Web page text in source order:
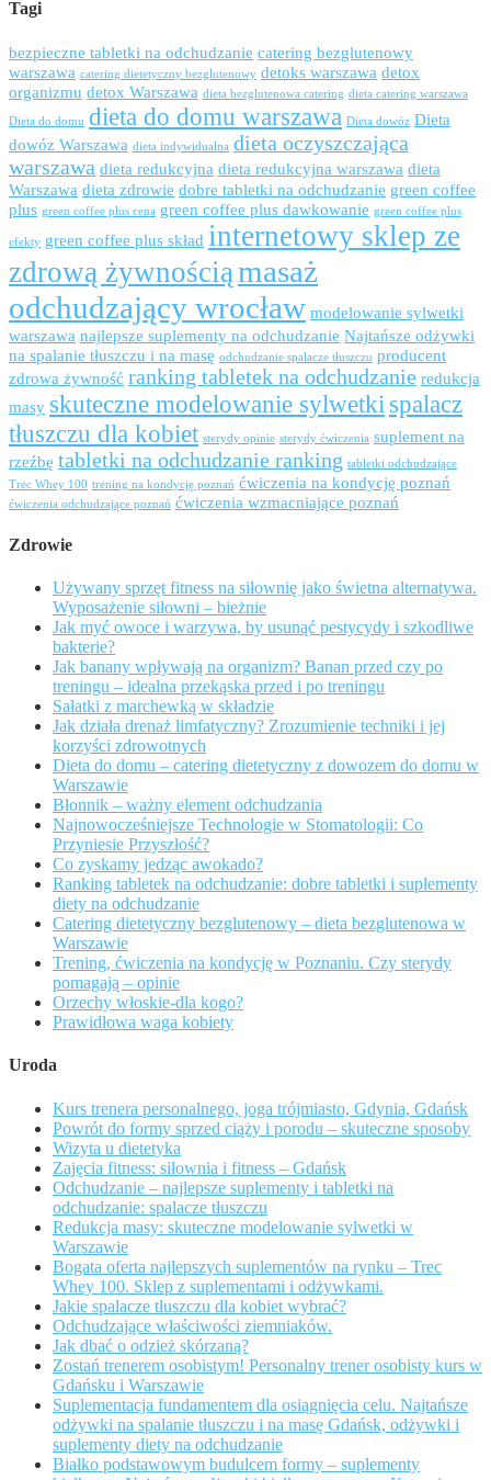
Tagi
bezpieczne tabletki na odchudzanie catering bezglutenowy
warszawa catering dietetyczny bezglutenowy detoks warszawa detox
organizmu detox Warszawa dieta bezglutenowa catering dieta catering warszawa
Dieta do domu dieta do domu warszawa Dieta dowóz Dieta
dowóz Warszawa dieta indywidualna dieta oczyszczająca
warszawa dieta redukcyjna dieta redukcyjna warszawa dieta
Warszawa dieta zdrowie dobre tabletki na odchudzanie green coffee
plus green coffee plus cena green coffee plus dawkowanie green coffee plus
efekty green coffee plus skład internetowy sklep ze
zdrową żywnością masaż
odchudzający wrocław modelowanie sylwetki
warszawa najlepsze suplementy na odchudzanie Najtańsze odżywki
na spalanie tłuszczu i na masę odchudzanie spalacze tłuszczu producent
zdrowa żywność ranking tabletek na odchudzanie redukcja
masy skuteczne modelowanie sylwetki spalacz
tłuszczu dla kobiet sterydy opinie sterydy ćwiczenia suplement na
rzeźbę tabletki na odchudzanie ranking tabletki odchudzające
Trec Whey 100 trening na kondycję poznań ćwiczenia na kondycję poznań
ćwiczenia odchudzające poznań ćwiczenia wzmacniające poznań
Zdrowie
Używany sprzęt fitness na siłownię jako świetna alternatywa.
Wyposażenie siłowni – bieżnie
Jak myć owoce i warzywa, by usunąć pestycydy i szkodliwe
bakterie?
Jak banany wpływają na organizm? Banan przed czy po
treningu – idealna przekąska przed i po treningu
Sałatki z marchewką w składzie
Jak działa drenaż limfatyczny? Zrozumienie techniki i jej
korzyści zdrowotnych
Dieta do domu – catering dietetyczny z dowozem do domu w
Warszawie
Błonnik – ważny element odchudzania
Najnowocześniejsze Technologie w Stomatologii: Co
Przyniesie Przyszłość?
Co zyskamy jedząc awokado?
Ranking tabletek na odchudzanie: dobre tabletki i suplementy
diety na odchudzanie
Catering dietetyczny bezglutenowy – dieta bezglutenowa w
Warszawie
Trening, ćwiczenia na kondycję w Poznaniu. Czy sterydy
pomagają – opinie
Orzechy włoskie-dla kogo?
Prawidłowa waga kobiety
Uroda
Kurs trenera personalnego, joga trójmiasto, Gdynia, Gdańsk
Powrót do formy sprzed ciąży i porodu – skuteczne sposoby
Wizyta u dietetyka
Zajęcia fitness: siłownia i fitness – Gdańsk
Odchudzanie – najlepsze suplementy i tabletki na
odchudzanie: spalacze tłuszczu
Redukcja masy: skuteczne modelowanie sylwetki w
Warszawie
Bogata oferta najlepszych suplementów na rynku – Trec
Whey 100. Sklep z suplementami i odżywkami.
Jakie spalacze tłuszczu dla kobiet wybrać?
Odchudzające właściwości ziemniaków.
Jak dbać o odzież skórzaną?
Zostań trenerem osobistym! Personalny trener osobisty kurs w
Gdańsku i Warszawie
Suplementacja fundamentem dla osiągnięcia celu. Najtańsze
odżywki na spalanie tłuszczu i na masę Gdańsk, odżywki i
suplementy diety na odchudzanie
Białko podstawowym budulcem formy – suplementy